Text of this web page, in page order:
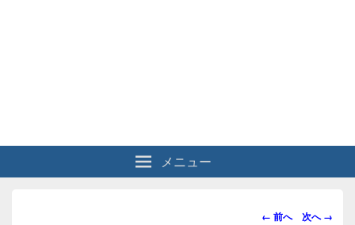
メニュー
画
← 前へ 次へ →